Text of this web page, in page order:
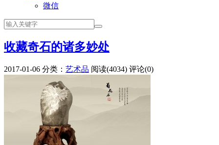
微信
收藏奇石的诸多妙处
2017-01-06 分类： 艺术品 阅读(4034) 评论(0)